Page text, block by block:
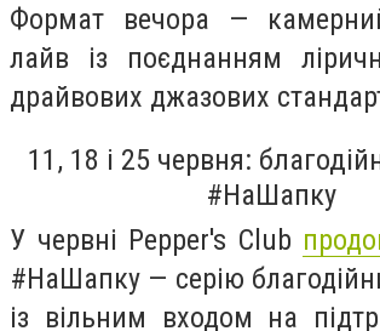
Формат вечора —
лайв із поєднанням
драйвових джазових
11, 18 і 25 червня:
#НаШапку
У червні Pepper's Club
#НаШапку — серію
із вільним входом на